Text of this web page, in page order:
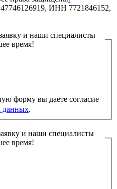
ИНН 7721846152,
и наши специалисты
время!
форму вы даете согласие
данных.
и наши специалисты
время!